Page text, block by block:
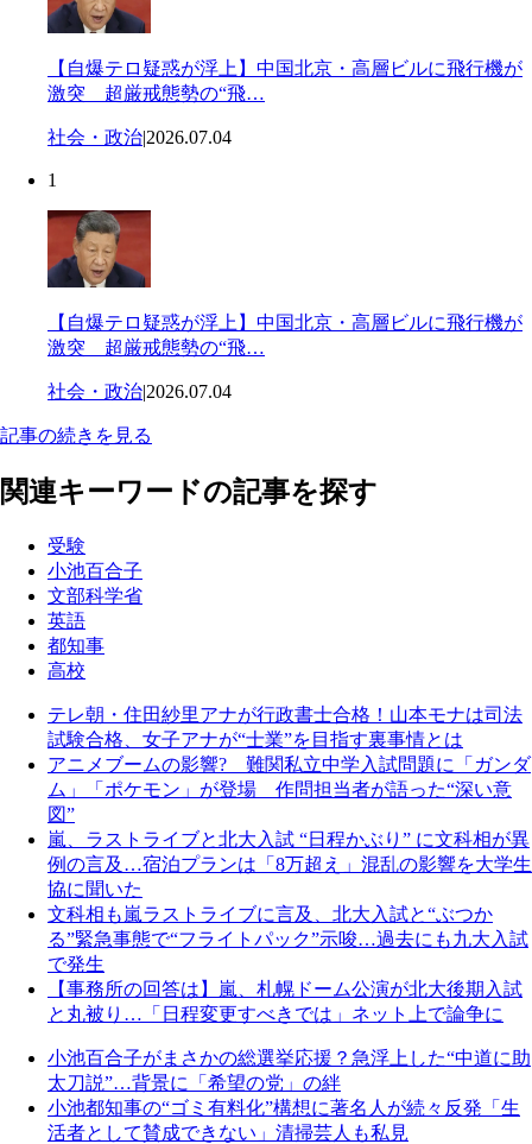
【自爆テロ疑惑が浮上】中国北京・高層ビルに飛行機が
激突 超厳戒態勢の“飛…
社会・政治|2026.07.04
1
【自爆テロ疑惑が浮上】中国北京・高層ビルに飛行機が
激突 超厳戒態勢の“飛…
社会・政治|2026.07.04
記事の続きを見る
関連キーワードの記事を探す
受験
小池百合子
文部科学省
英語
都知事
高校
テレ朝・住田紗里アナが行政書士合格！山本モナは司法
試験合格、女子アナが“士業”を目指す裏事情とは
アニメブームの影響? 難関私立中学入試問題に「ガンダ
ム」「ポケモン」が登場 作問担当者が語った“深い意
図”
嵐、ラストライブと北大入試 “日程かぶり” に文科相が異
例の言及…宿泊プランは「8万超え」混乱の影響を大学生
協に聞いた
文科相も嵐ラストライブに言及、北大入試と“ぶつか
る”緊急事態で“フライトパック”示唆…過去にも九大入試
で発生
【事務所の回答は】嵐、札幌ドーム公演が北大後期入試
と丸被り…「日程変更すべきでは」ネット上で論争に
小池百合子がまさかの総選挙応援？急浮上した“中道に助
太刀説”…背景に「希望の党」の絆
小池都知事の“ゴミ有料化”構想に著名人が続々反発「生
活者として賛成できない」清掃芸人も私見